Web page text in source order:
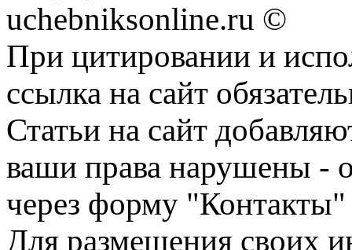
uchebniksonline.ru ©
При цитировании и
ссылка на сайт
Статьи на сайт
ваши права нарушены -
через форму "Контакты"
Для размещения своих